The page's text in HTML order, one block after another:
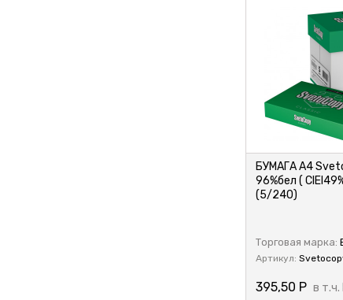
БУМАГА А4
96%бел (
(5/240)
Торговая марка:
Артикул:
395,50 Р в